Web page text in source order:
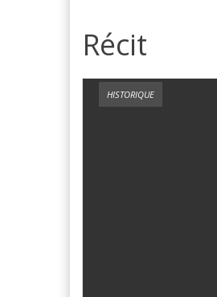
Récit
HISTORIQUE